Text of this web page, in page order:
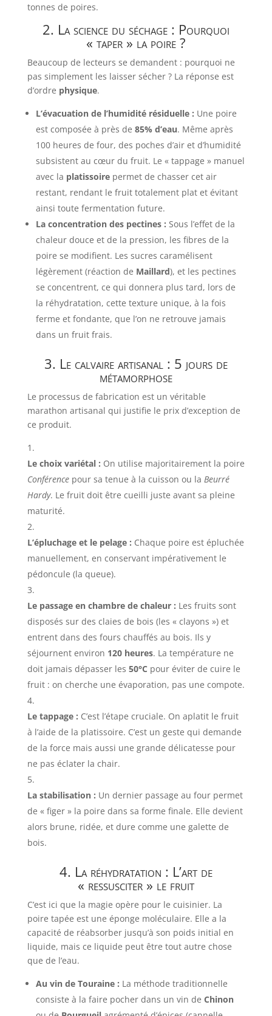
tonnes de poires.
2. La science du séchage : Pourquoi
« taper » la poire ?
Beaucoup de lecteurs se demandent : pourquoi ne
pas simplement les laisser sécher ? La réponse est
d’ordre physique.
L’évacuation de l’humidité résiduelle : Une poire
est composée à près de 85% d’eau. Même après
100 heures de four, des poches d’air et d’humidité
subsistent au cœur du fruit. Le « tappage » manuel
avec la platissoirepermet de chasser cet air
restant, rendant le fruit totalement plat et évitant
ainsi toute fermentation future.
La concentration des pectines : Sous l’effet de la
chaleur douce et de la pression, les fibres de la
poire se modifient. Les sucres caramélisent
légèrement (réaction de Maillard), et les pectines
se concentrent, ce qui donnera plus tard, lors de
la réhydratation, cette texture unique, à la fois
ferme et fondante, que l’on ne retrouve jamais
dans un fruit frais.
3. Le calvaire artisanal : 5 jours de
métamorphose
Le processus de fabrication est un véritable
marathon artisanal qui justifie le prix d’exception de
ce produit.
Le choix variétal : On utilise majoritairement la poire
Conférencepour sa tenue à la cuisson ou la Beurré
Hardy. Le fruit doit être cueilli juste avant sa pleine
maturité.
L’épluchage et le pelage : Chaque poire est épluchée
manuellement, en conservant impérativement le
pédoncule (la queue).
Le passage en chambre de chaleur : Les fruits sont
disposés sur des claies de bois (les « clayons ») et
entrent dans des fours chauffés au bois. Ils y
séjournent environ 120 heures. La température ne
doit jamais dépasser les 50°C pour éviter de cuire le
fruit : on cherche une évaporation, pas une compote.
Le tappage : C’est l’étape cruciale. On aplatit le fruit
à l’aide de la platissoire. C’est un geste qui demande
de la force mais aussi une grande délicatesse pour
ne pas éclater la chair.
La stabilisation : Un dernier passage au four permet
de « figer » la poire dans sa forme finale. Elle devient
alors brune, ridée, et dure comme une galette de
bois.
4. La réhydratation : L’art de
« ressusciter » le fruit
C’est ici que la magie opère pour le cuisinier. La
poire tapée est une éponge moléculaire. Elle a la
capacité de réabsorber jusqu’à son poids initial en
liquide, mais ce liquide peut être tout autre chose
que de l’eau.
Au vin de Touraine : La méthode traditionnelle
consiste à la faire pocher dans un vin de Chinon